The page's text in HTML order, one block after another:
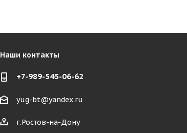
Наши контакты
+7-989-545-06-62
yug-bt@yandex.ru
г.Ростов-на-Дону